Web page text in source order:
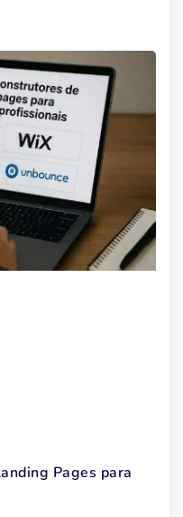
Pages para